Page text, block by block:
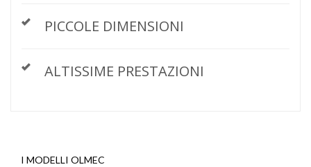
PICCOLE DIMENSIONI
ALTISSIME PRESTAZIONI
I MODELLI OLMEC